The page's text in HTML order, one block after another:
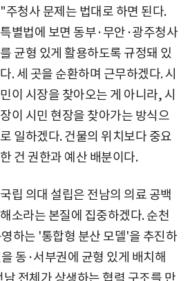
"주청사 문제는 법대로 하면 된다.
특별법에 보면 동부·무안·광주청사
를 균형 있게 활용하도록 규정돼 있
다. 세 곳을 순환하며 근무하겠다. 시
민이 시장을 찾아오는 게 아니라, 시
장이 시민 현장을 찾아가는 방식으
로 일하겠다. 건물의 위치보다 중요
한 건 권한과 예산 배분이다.
국립 의대 설립은 전남의 의료 공백
해소라는 본질에 집중하겠다. 순천
하는 '통합형 분산 모델'을 추진하
동·서부권에 균형 있게 배치해
전체가 상생하는 협력 구조를 만